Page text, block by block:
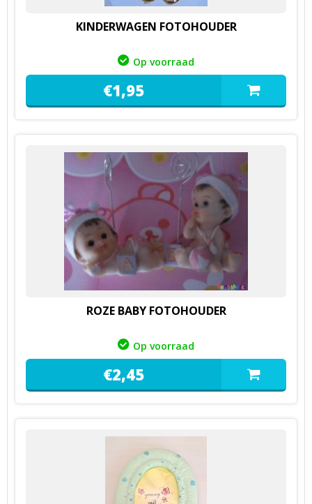
KINDERWAGEN FOTOHOUDER
Op voorraad
€1,95
ROZE BABY FOTOHOUDER
Op voorraad
€2,45